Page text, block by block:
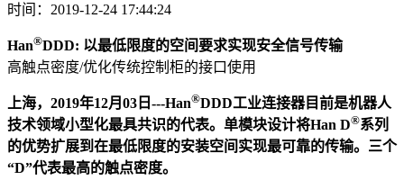
时间：2019-12-24 17:44:24
Han®DDD: 以最低限度的空间要求实现安全信号传输
高触点密度/优化传统控制柜的接口使用
上海，2019年12月03日---Han®DDD工业连接器目前是机器人
技术领域小型化最具共识的代表。单模块设计将Han D®系列
的优势扩展到在最低限度的安装空间实现最可靠的传输。三个
“D”代表最高的触点密度。